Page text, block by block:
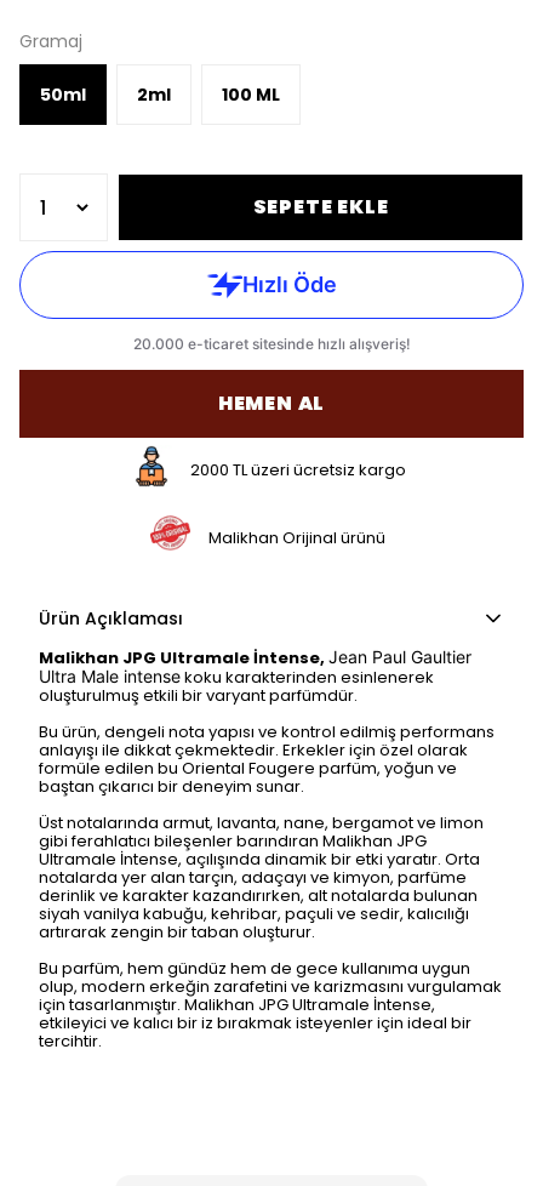
Gramaj
50ml 2ml 100 ML
SEPETE EKLE
HEMEN AL
2000 TL üzeri ücretsiz kargo
Malikhan Orijinal ürünü
Ürün Açıklaması
Malikhan JPG Ultramale İntense, Jean Paul Gaultier
Ultra Male intensekoku karakterinden esinlenerek
oluşturulmuş etkili bir varyant parfümdür.
Bu ürün, dengeli nota yapısı ve kontrol edilmiş performans
anlayışı ile dikkat çekmektedir. Erkekler için özel olarak
formüle edilen bu Oriental Fougere parfüm, yoğun ve
baştan çıkarıcı bir deneyim sunar.
Üst notalarında armut, lavanta, nane, bergamot ve limon
gibi ferahlatıcı bileşenler barındıran Malikhan JPG
Ultramale İntense, açılışında dinamik bir etki yaratır. Orta
notalarda yer alan tarçın, adaçayı ve kimyon, parfüme
derinlik ve karakter kazandırırken, alt notalarda bulunan
siyah vanilya kabuğu, kehribar, paçuli ve sedir, kalıcılığı
artırarak zengin bir taban oluşturur.
Bu parfüm, hem gündüz hem de gece kullanıma uygun
olup, modern erkeğin zarafetini ve karizmasını vurgulamak
için tasarlanmıştır. Malikhan JPG Ultramale İntense,
etkileyici ve kalıcı bir iz bırakmak isteyenler için ideal bir
tercihtir.